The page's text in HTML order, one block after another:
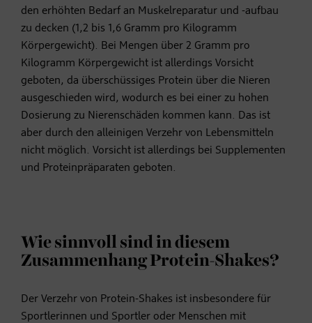
den erhöhten Bedarf an Muskelreparatur und -aufbau
zu decken (1,2 bis 1,6 Gramm pro Kilogramm
Körpergewicht). Bei Mengen über 2 Gramm pro
Kilogramm Körpergewicht ist allerdings Vorsicht
geboten, da überschüssiges Protein über die Nieren
ausgeschieden wird, wodurch es bei einer zu hohen
Dosierung zu Nierenschäden kommen kann. Das ist
aber durch den alleinigen Verzehr von Lebensmitteln
nicht möglich. Vorsicht ist allerdings bei Supplementen
und Proteinpräparaten geboten.
Wie sinnvoll sind in diesem
Zusammenhang Protein-Shakes?
Der Verzehr von Protein-Shakes ist insbesondere für
Sportlerinnen und Sportler oder Menschen mit